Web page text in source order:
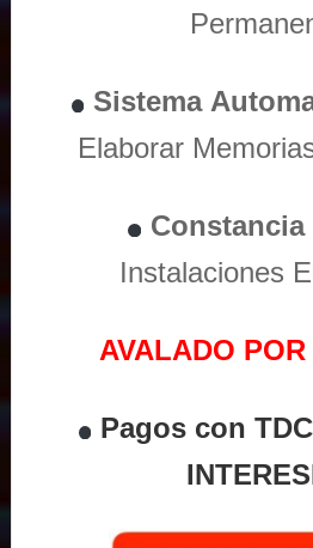
Sistema
Elaborar
Constancia
Instalaciones
AVALADO
Pagos con